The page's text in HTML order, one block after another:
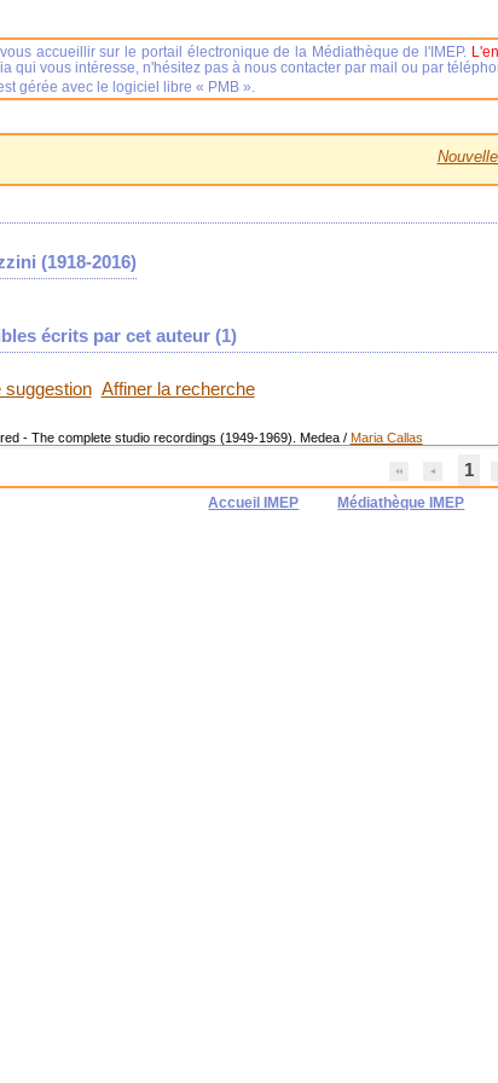
(1918-2016)
écrits par cet auteur (1)
suggestion Affiner la recherche
- The complete studio recordings (1949-1969). Medea/ Maria Callas
1
Accueil IMEP Médiathèque IMEP
accueillir sur le portail électronique de la Médiathèque de l'IMEP.
qui vous intéresse, n'hésitez pas à nous contacter par mail ou par
gérée avec le logiciel libre « PMB ».